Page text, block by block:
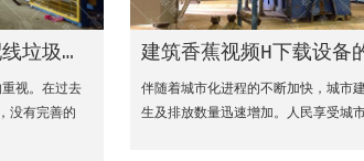
垃圾无害处理不再需要进口到国外
视。在过去
没有完善的
建筑香蕉视频H下载设备
伴随着城市化进程的不断加快，城市
生及排放数量迅速增加。人民享受城